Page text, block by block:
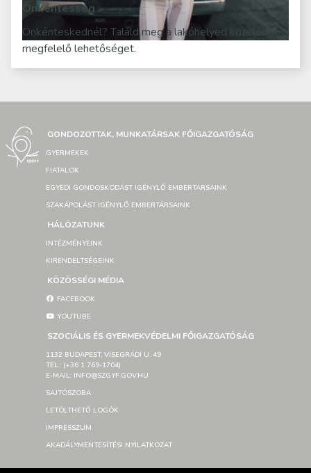
Önkéntesség
Önkénteskednél? Találd meg a lakóhelyed közelében a
megfelelő lehetőséget.
GONDOZOTTAK, MUNKATÁRSAK FŐIGAZGATÓSÁG
GYERMEKEK
FIATALOK
EGYEDI GONDOSKODÁST IGÉNYLŐ EMBERTÁRSAINK
SZAKÁPOLÁST IGÉNYLŐ EMBERTÁRSAINK
HÁLÓZATUNK
INTÉZMÉNYEINK
KIRENDELTSÉGEINK
KÖZÖSSÉGI MÉDIA
FACEBOOK
YOUTUBE
SZOCIÁLIS ÉS GYERMEKVÉDELMI FŐIGAZGATÓSÁG
1132 BUDAPEST, VISEGRÁDI U. 49
TEL.: (+36 1 769-1704)
E-MAIL: INFO@SZGYF.GOV.HU
SAJTÓSZOBA
LETÖLTHETŐ LOGÓK
IMPRESSZUM
AKADÁLYMENTESÍTÉSI NYILATKOZAT